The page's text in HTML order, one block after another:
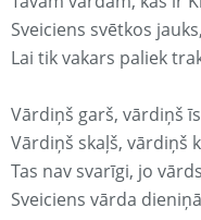
Sveiciens svētkos jauks,
Lai tik vakars paliek
Vārdiņš garš, vārdiņš
Vārdiņš skaļš, vārdiņš
Tas nav svarīgi, jo
Sveiciens vārda